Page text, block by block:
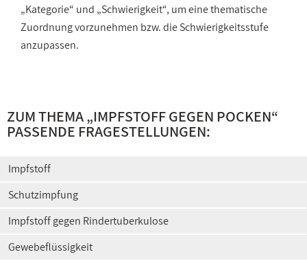
„Kategorie“ und „Schwierigkeit“, um eine thematische
Zuordnung vorzunehmen bzw. die Schwierigkeitsstufe
anzupassen.
ZUM THEMA „IMPFSTOFF GEGEN POCKEN“
PASSENDE FRAGESTELLUNGEN:
Impfstoff
Schutzimpfung
Impfstoff gegen Rindertuberkulose
Gewebeflüssigkeit